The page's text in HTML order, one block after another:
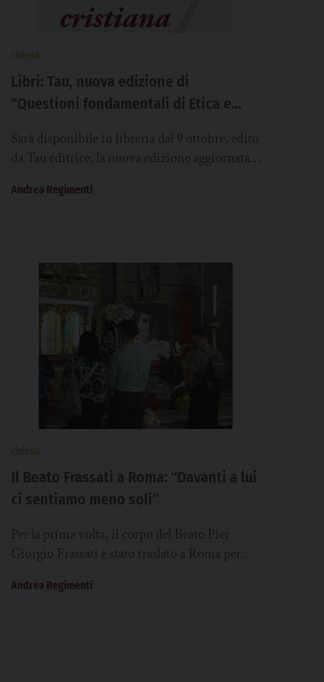
Libri: Tau, nuova edizione di
“Questioni fondamentali di Etica e
Sarà disponibile in libreria dal 9 ottobre, edito
da Tau editrice, la nuova edizione aggiornata
Morale...
Andrea Regimenti
Il Beato Frassati a Roma: “Davanti a lui
ci sentiamo meno soli”
Per la prima volta, il corpo del Beato Pier
Giorgio Frassati è stato traslato a Roma per
Andrea Regimenti